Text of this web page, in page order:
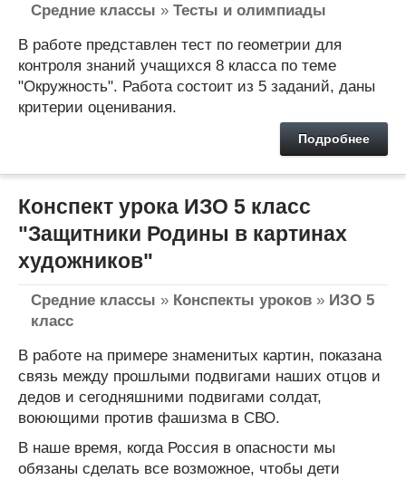
Средние классы » Тесты и олимпиады
В работе представлен тест по геометрии для
контроля знаний учащихся 8 класса по теме
"Окружность". Работа состоит из 5 заданий, даны
критерии оценивания.
Подробнее
Конспект урока ИЗО 5 класс
"Защитники Родины в картинах
художников"
Средние классы » Конспекты уроков » ИЗО 5
класс
В работе на примере знаменитых картин, показана
связь между прошлыми подвигами наших отцов и
дедов и сегодняшними подвигами солдат,
воюющими против фашизма в СВО.
В наше время, когда Россия в опасности мы
обязаны сделать все возможное, чтобы дети